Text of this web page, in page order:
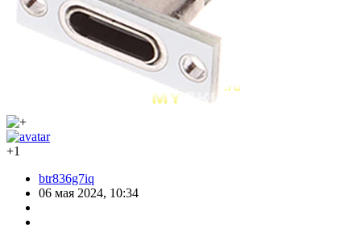
+1
btr836g7iq
06 мая 2024, 10:34